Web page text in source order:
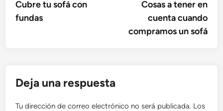
de
entradas
anterior:
Cubre tu sofá con
fundas
Cosas a tener en
cuenta cuando
compramos un sofá
Deja una respuesta
Tu dirección de correo electrónico no será publicada. Los